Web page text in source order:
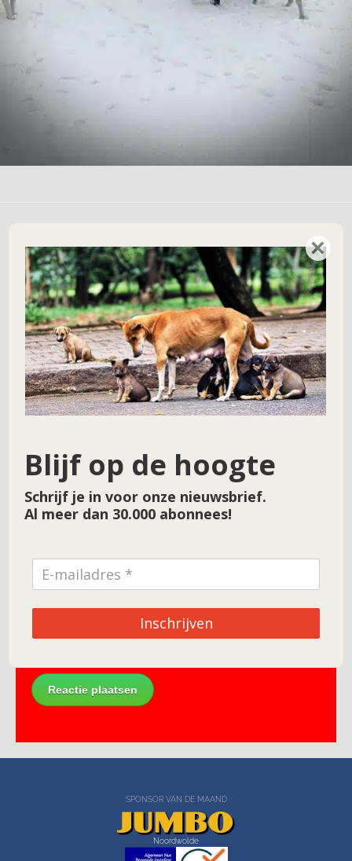
Geef een reactie
Je e-mailadres wordt niet gepubliceerd. Vereiste velden zijn gemarkeerd met*
Reactie*
Naam*
E-mail*
SPONSOR VAN DE MAAND
Noordwolde
×
Blijf op de hoogte
Schrijf je in voor onze nieuwsbrief.
Al meer dan 30.000 abonnees!
Inschrijven